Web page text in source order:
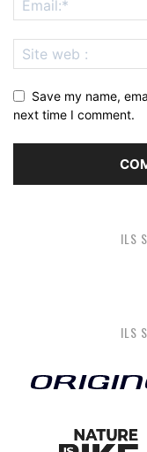
Save my name,
next time I comment.